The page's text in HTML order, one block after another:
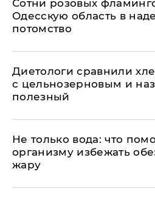
Сотни розовых
Одесскую область в
потомство
Диетологи сравнили
с цельнозерновым и
полезный
Не только вода: что
организму избежать
жару